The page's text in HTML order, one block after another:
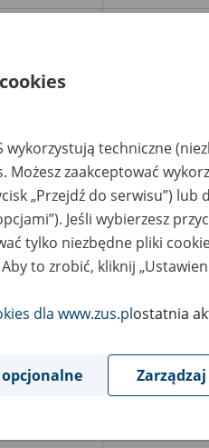
Rzecz
- Pruszków,
Archiwizacyjne
TABULUS Sp. z o.o.;
Konopnica 102, 96-
Mazowiecka; tel./fax
Pracy -
ul.
51
Kompleksowe
Archiwizacyjne
TABULUS Sp. z o.o.;
Konopnica 102, 96-
46 813 12 03
27
TABULUS Sp. z o.o.;
Konopnica 102, 96-
200 Rawa
wykorzystują techniczne
Możesz zaakceptować
„Przejdź do serwisu”)
Jeśli wybierzesz
tylko niezbędne pliki
to zrobić, kliknij
dla www.zus.plostatnia